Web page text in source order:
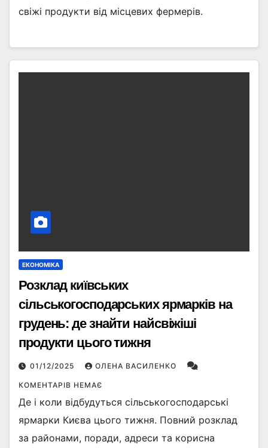
свіжі продукти від місцевих фермерів.
ЕКОНОМІКА
Розклад київських
сільськогосподарських ярмарків на
грудень: де знайти найсвіжіші
продукти цього тижня
01/12/2025 ОЛЕНА ВАСИЛЕНКО
КОМЕНТАРІВ НЕМАЄ
Де і коли відбудуться сільськогосподарські
ярмарки Києва цього тижня. Повний розклад
за районами, поради, адреси та корисна